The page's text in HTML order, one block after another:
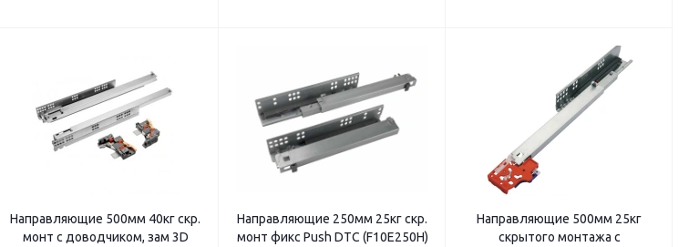
Направляющие 500мм 40кг скр.
монт с доводчиком, зам 3D
Направляющие 250мм 25кг скр.
монт фикс Push DTC (F10E250H)
Направляющие 500мм 25кг
скрытого монтажа с